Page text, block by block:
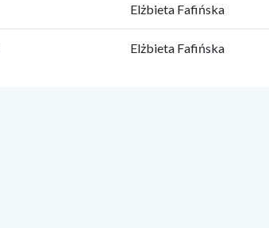
Elżbieta Fafińska
Elżbieta Fafińska